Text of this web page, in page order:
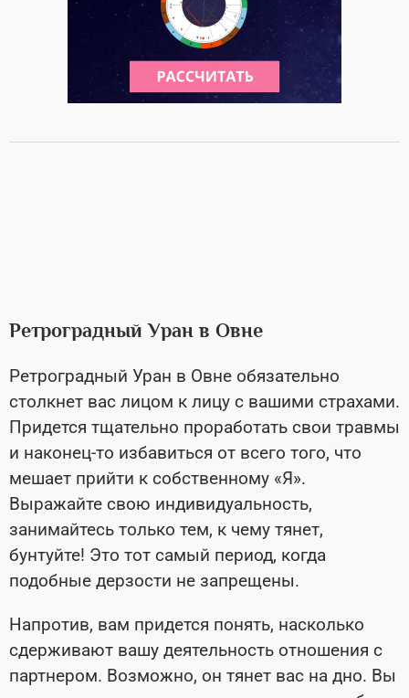
Ретроградный Уран в Овне
Ретроградный Уран в Овне обязательно
столкнет вас лицом к лицу с вашими страхами.
Придется тщательно проработать свои травмы
и наконец-то избавиться от всего того, что
мешает прийти к собственному «Я».
Выражайте свою индивидуальность,
занимайтесь только тем, к чему тянет,
бунтуйте! Это тот самый период, когда
подобные дерзости не запрещены.
Напротив, вам придется понять, насколько
сдерживают вашу деятельность отношения с
партнером. Возможно, он тянет вас на дно. Вы